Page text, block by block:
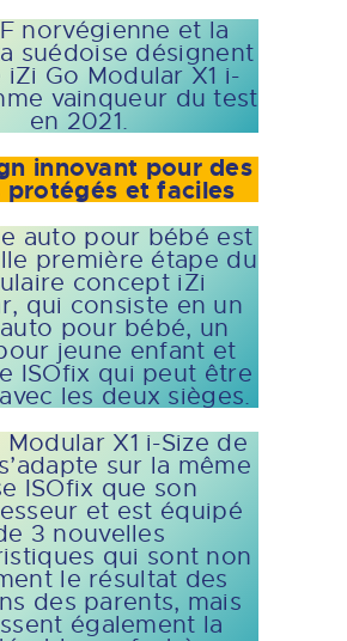
norvégienne et la
suédoise désignent
iZi Go Modular X1 i-
vainqueur du test
en 2021.
innovant pour des
et faciles
auto pour bébé est
première étape du
concept iZi
qui consiste en un
pour bébé, un
jeune enfant et
ISOfix qui peut être
les deux sièges.
Modular X1 i-Size de
sur la même
ISOfix que son
et est équipé
3 nouvelles
qui sont non
le résultat des
des parents, mais
également la